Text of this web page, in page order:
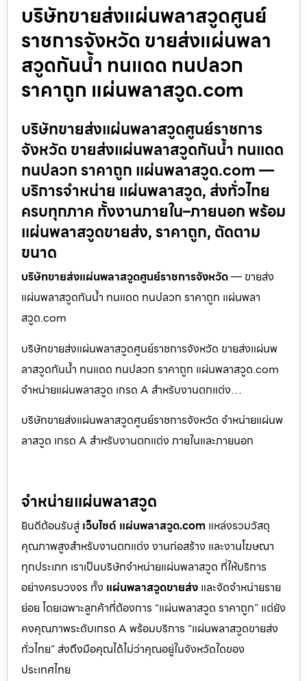
บริษัทขายส่งแผ่นพลาสวูดศูนย์
ราชการจังหวัด ขายส่งแผ่นพลา
สวูดกันน้ำ ทนแดด ทนปลวก
ราคาถูก แผ่นพลาสวูด.com
บริษัทขายส่งแผ่นพลาสวูดศูนย์ราชการ
จังหวัด ขายส่งแผ่นพลาสวูดกันน้ำ ทนแดด
ทนปลวก ราคาถูก แผ่นพลาสวูด.com —
บริการจำหน่าย แผ่นพลาสวูด, ส่งทั่วไทย
ครบทุกภาค ทั้งงานภายใน–ภายนอก พร้อม
แผ่นพลาสวูดขายส่ง, ราคาถูก, ตัดตาม
ขนาด
บริษัทขายส่งแผ่นพลาสวูดศูนย์ราชการจังหวัด— ขายส่ง
แผ่นพลาสวูดกันน้ำ ทนแดด ทนปลวก ราคาถูก แผ่นพลา
สวูด.com
บริษัทขายส่งแผ่นพลาสวูดศูนย์ราชการจังหวัด ขายส่งแผ่นพ
ลาสวูดกันน้ำ ทนแดด ทนปลวก ราคาถูก แผ่นพลาสวูด.com
จำหน่ายแผ่นพลาสวูด เกรด A สำหรับงานตกแต่ง…
บริษัทขายส่งแผ่นพลาสวูดศูนย์ราชการจังหวัด จำหน่ายแผ่นพ
ลาสวูด เกรด A สำหรับงานตกแต่ง ภายในและภายนอก
จำหน่ายแผ่นพลาสวูด
ยินดีต้อนรับสู่ เว็บไซต์ แผ่นพลาสวูด.com แหล่งรวมวัสดุ
คุณภาพสูงสำหรับงานตกแต่ง งานก่อสร้าง และงานโฆษณา
ทุกประเภท เราเป็นบริษัทจำหน่ายแผ่นพลาสวูด ที่ให้บริการ
อย่างครบวงจร ทั้ง แผ่นพลาสวูดขายส่ง และจัดจำหน่ายราย
ย่อย โดยเฉพาะลูกค้าที่ต้องการ “แผ่นพลาสวูด ราคาถูก” แต่ยัง
คงคุณภาพระดับเกรด A พร้อมบริการ “แผ่นพลาสวูดขายส่ง
ทั่วไทย” ส่งถึงมือคุณได้ไม่ว่าคุณอยู่ในจังหวัดใดของ
ประเทศไทย